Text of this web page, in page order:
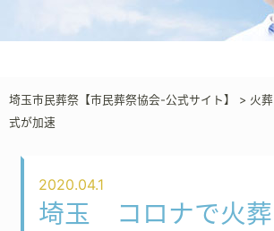
埼玉市民葬祭【市民葬祭協会-公式サイト】 > 火葬
式が加速
2020.04.1
埼玉 コロナで火葬